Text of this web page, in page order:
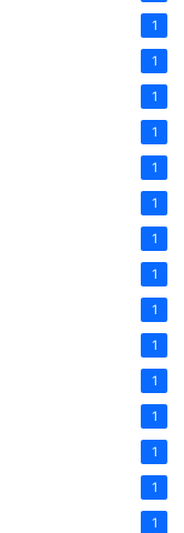
1
1
1
1
1
1
1
1
1
1
1
1
1
1
1